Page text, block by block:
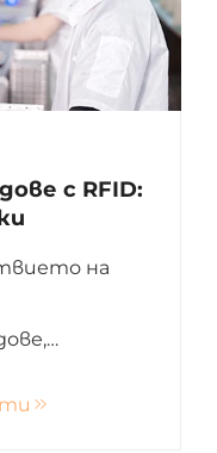
с RFID:
на
и